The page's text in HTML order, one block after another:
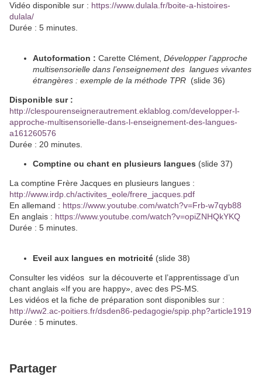
Vidéo disponible sur : https://www.dulala.fr/boite-a-histoires-
dulala/
Durée : 5 minutes.
Autoformation : Carette Clément, Développer l’approche
multisensorielle dans l’enseignement des langues vivantes
étrangères : exemple de la méthode TPR (slide 36)
Disponible sur :
http://clespourenseignerautrement.eklablog.com/developper-l-
approche-multisensorielle-dans-l-enseignement-des-langues-
a161260576
Durée : 20 minutes.
Comptine ou chant en plusieurs langues (slide 37)
La comptine Frère Jacques en plusieurs langues :
http://www.irdp.ch/activites_eole/frere_jacques.pdf
En allemand : https://www.youtube.com/watch?v=Frb-w7qyb88
En anglais : https://www.youtube.com/watch?v=opiZNHQkYKQ
Durée : 5 minutes.
Eveil aux langues en motricité (slide 38)
Consulter les vidéos sur la découverte et l’apprentissage d’un
chant anglais «If you are happy», avec des PS-MS.
Les vidéos et la fiche de préparation sont disponibles sur :
http://ww2.ac-poitiers.fr/dsden86-pedagogie/spip.php?article1919
Durée : 5 minutes.
Partager